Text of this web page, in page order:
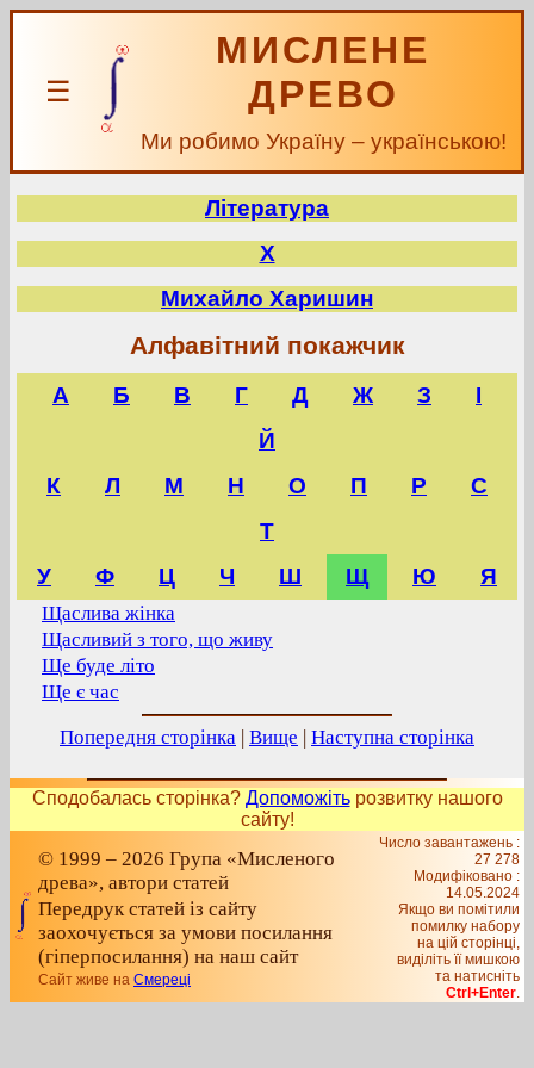
☰
МИСЛЕНЕ
ДРЕВО
Ми робимо Україну – українською!
Література
Х
Михайло Харишин
Алфавітний покажчик
А Б В Г Д Ж З
І
Й
К
Л М Н О П Р
С
Т
У
Ф Ц Ч Ш Щ Ю Я
Щаслива жінка
Щасливий з того, що живу
Ще буде літо
Ще є час
Попередня сторінка | Вище | Наступна сторінка
Сподобалась сторінка? Допоможітьрозвитку нашого
сайту!
© 1999 – 2026 Група «Мисленого
древа», автори статей
Передрук статей із сайту
заохочується за умови посилання
(гіперпосилання) на наш сайт
Сайт живе на Смереці
Число завантажень :
27 278
Модифіковано :
14.05.2024
Якщо ви помітили
помилку набору
на цiй сторiнцi,
видiлiть її мишкою
та натисніть
Ctrl+Enter.